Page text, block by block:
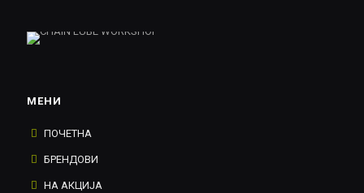
МЕНИ
ПОЧЕТНА
БРЕНДОВИ
НА АКЦИЈА